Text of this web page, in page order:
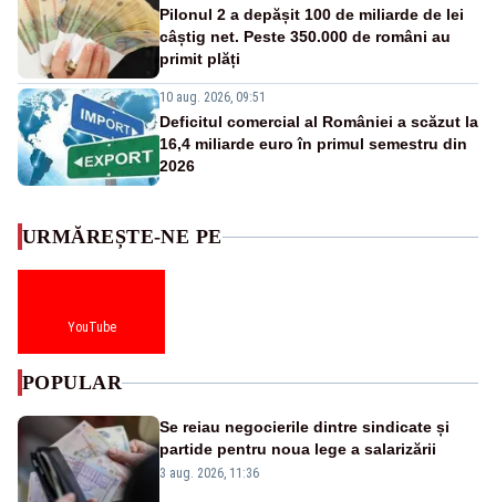
Pilonul 2 a depășit 100 de miliarde de lei
câștig net. Peste 350.000 de români au
primit plăți
10 aug. 2026, 09:51
Deficitul comercial al României a scăzut la
16,4 miliarde euro în primul semestru din
2026
URMĂREȘTE-NE PE
YouTube
POPULAR
Se reiau negocierile dintre sindicate și
partide pentru noua lege a salarizării
3 aug. 2026, 11:36